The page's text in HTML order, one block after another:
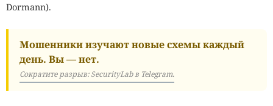
Dormann).
Мошенники изучают новые схемы каждый
день. Вы — нет.
Сократите разрыв: SecurityLab в Telegram.